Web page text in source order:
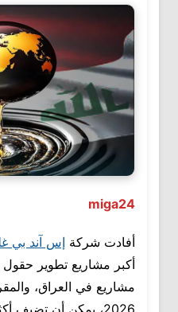
miga24
أفادت شركة إس آند بي
أكبر مشاريع تطوير حقول
مشاريع في العراق،